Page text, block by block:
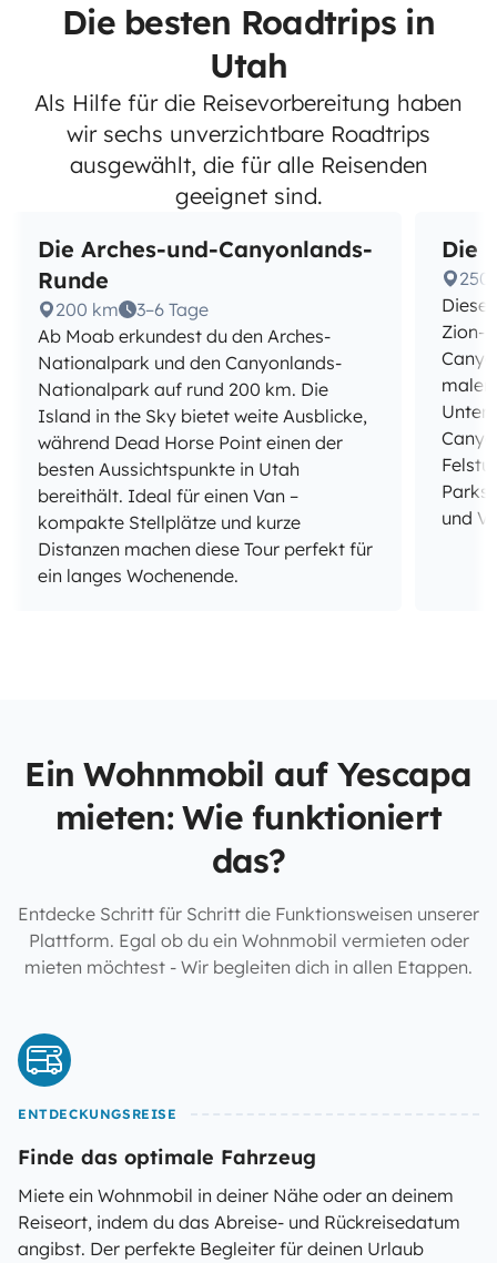
Die besten Roadtrips in
Utah
Als Hilfe für die Reisevorbereitung haben
wir sechs unverzichtbare Roadtrips
ausgewählt, die für alle Reisenden
geeignet sind.
Die Arches-und-Canyonlands-
Runde
200 km
3–6 Tage
Ab Moab erkundest du den Arches-
Nationalpark und den Canyonlands-
Nationalpark auf rund 200 km. Die
Island in the Sky bietet weite Ausblicke,
während Dead Horse Point einen der
besten Aussichtspunkte in Utah
bereithält. Ideal für einen Van –
kompakte Stellplätze und kurze
Distanzen machen diese Tour perfekt für
ein langes Wochenende.
Die
250
Diese
Zion-
Parks
und
Ein Wohnmobil auf Yescapa
mieten: Wie funktioniert
das?
Entdecke Schritt für Schritt die Funktionsweisen unserer
Plattform. Egal ob du ein Wohnmobil vermieten oder
mieten möchtest - Wir begleiten dich in allen Etappen.
ENTDECKUNGSREISE
Finde das optimale Fahrzeug
Miete ein Wohnmobil in deiner Nähe oder an deinem
Reiseort, indem du das Abreise- und Rückreisedatum
angibst. Der perfekte Begleiter für deinen Urlaub